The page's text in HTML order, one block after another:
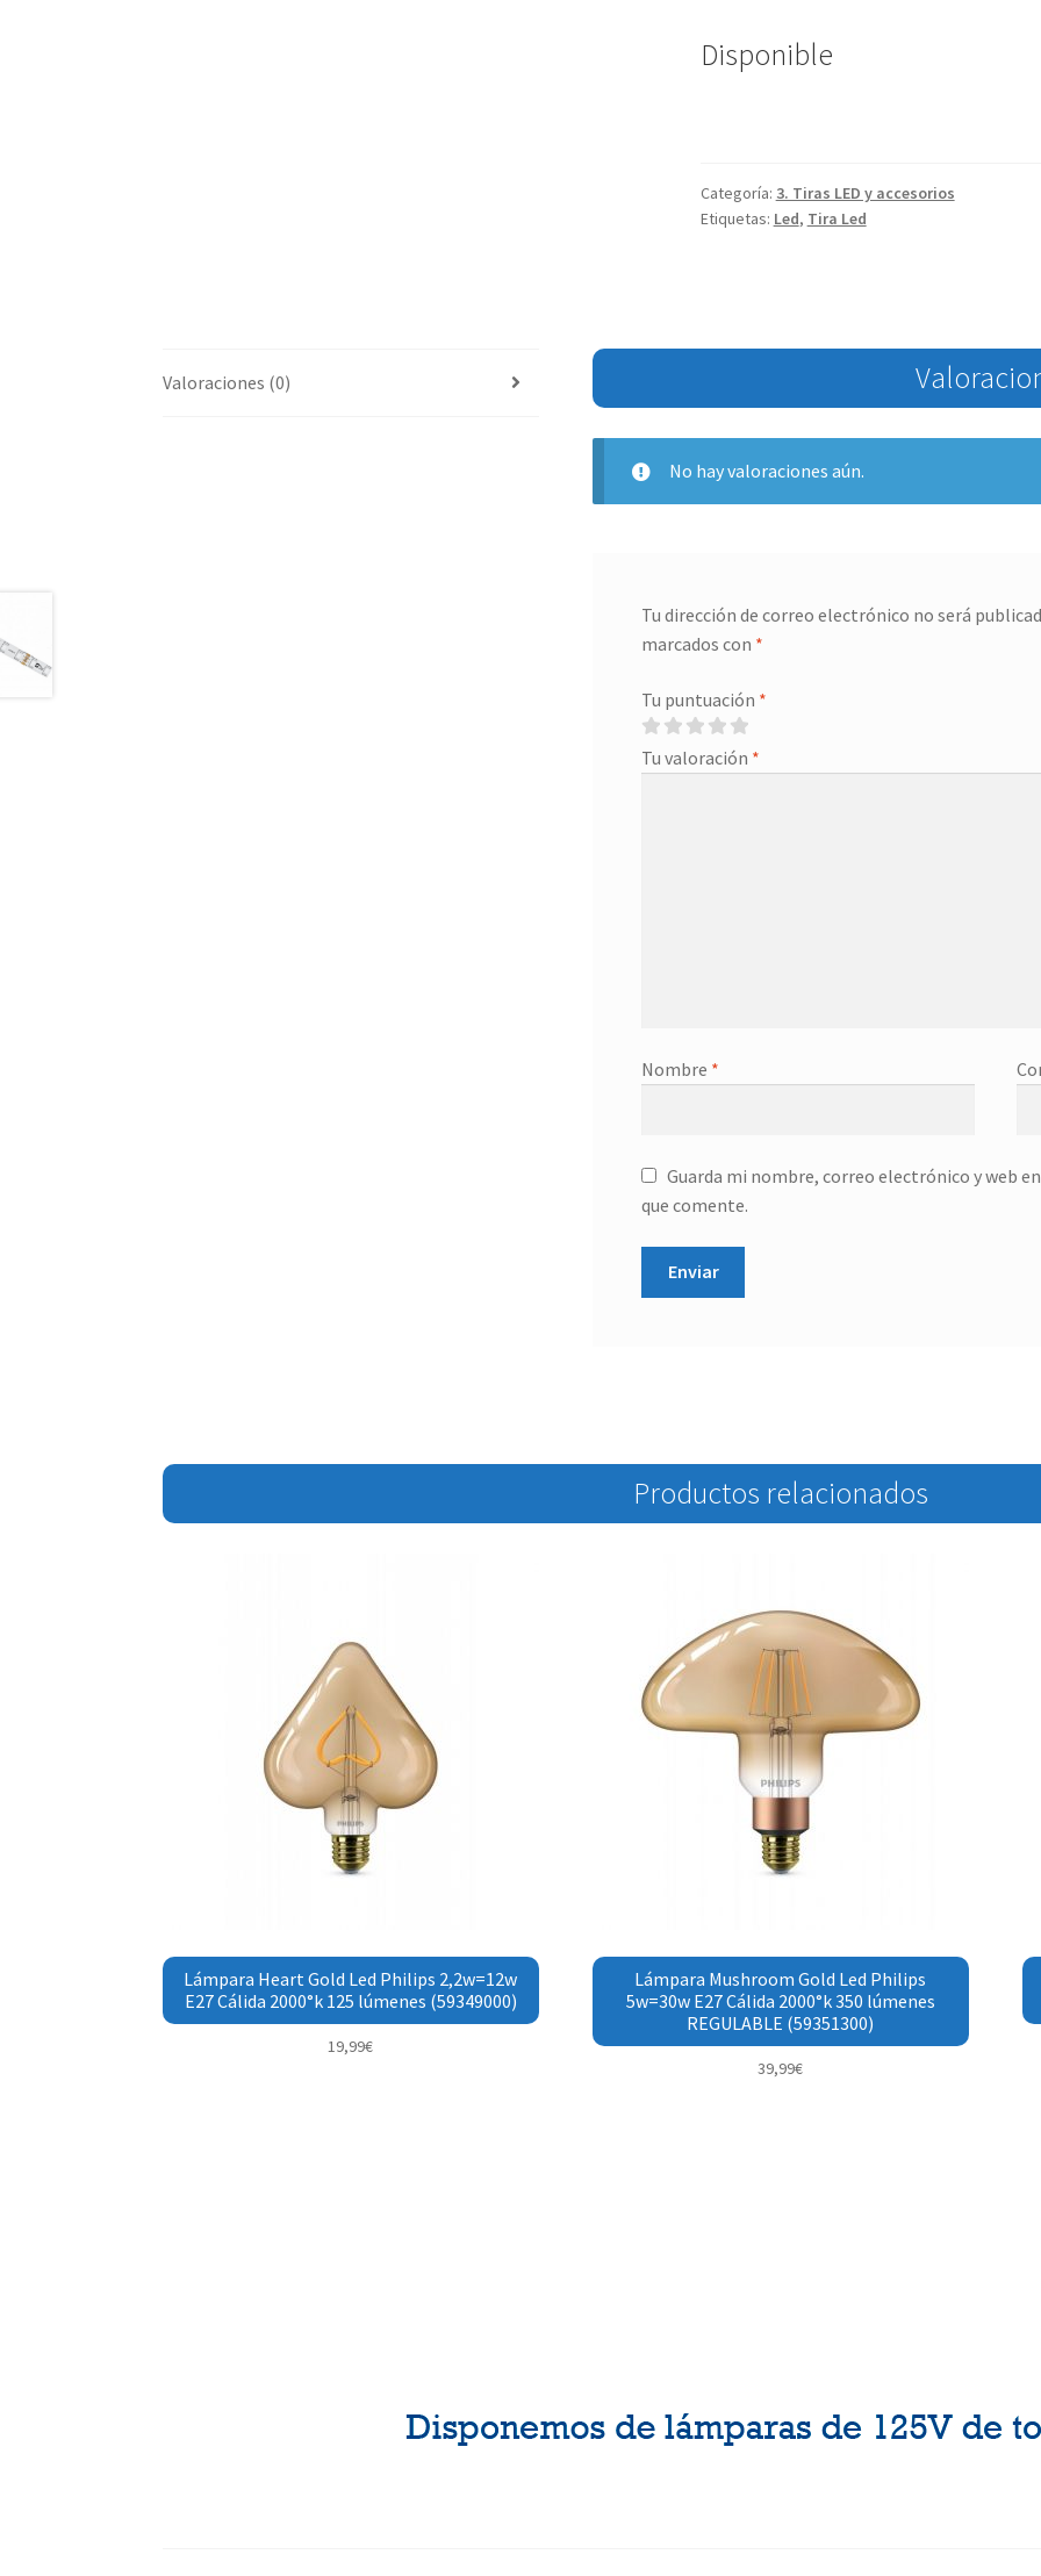
Disponible
Categoría: 3. Tiras LED y accesorios
Etiquetas: Led, Tira Led
Valoraciones (0)
No hay valoraciones aún.
Tu dirección de correo electrónico no será
marcados con *
Tu puntuación *
Tu valoración *
Nombre *
Guarda mi nombre, correo electrónico y web
que comente.
Productos relacionados
Lámpara Heart Gold Led Philips 2,2w=12w
E27 Cálida 2000°k 125 lúmenes (59349000)
19,99€
Lámpara Mushroom Gold Led Philips
5w=30w E27 Cálida 2000°k 350 lúmenes
REGULABLE (59351300)
39,99€